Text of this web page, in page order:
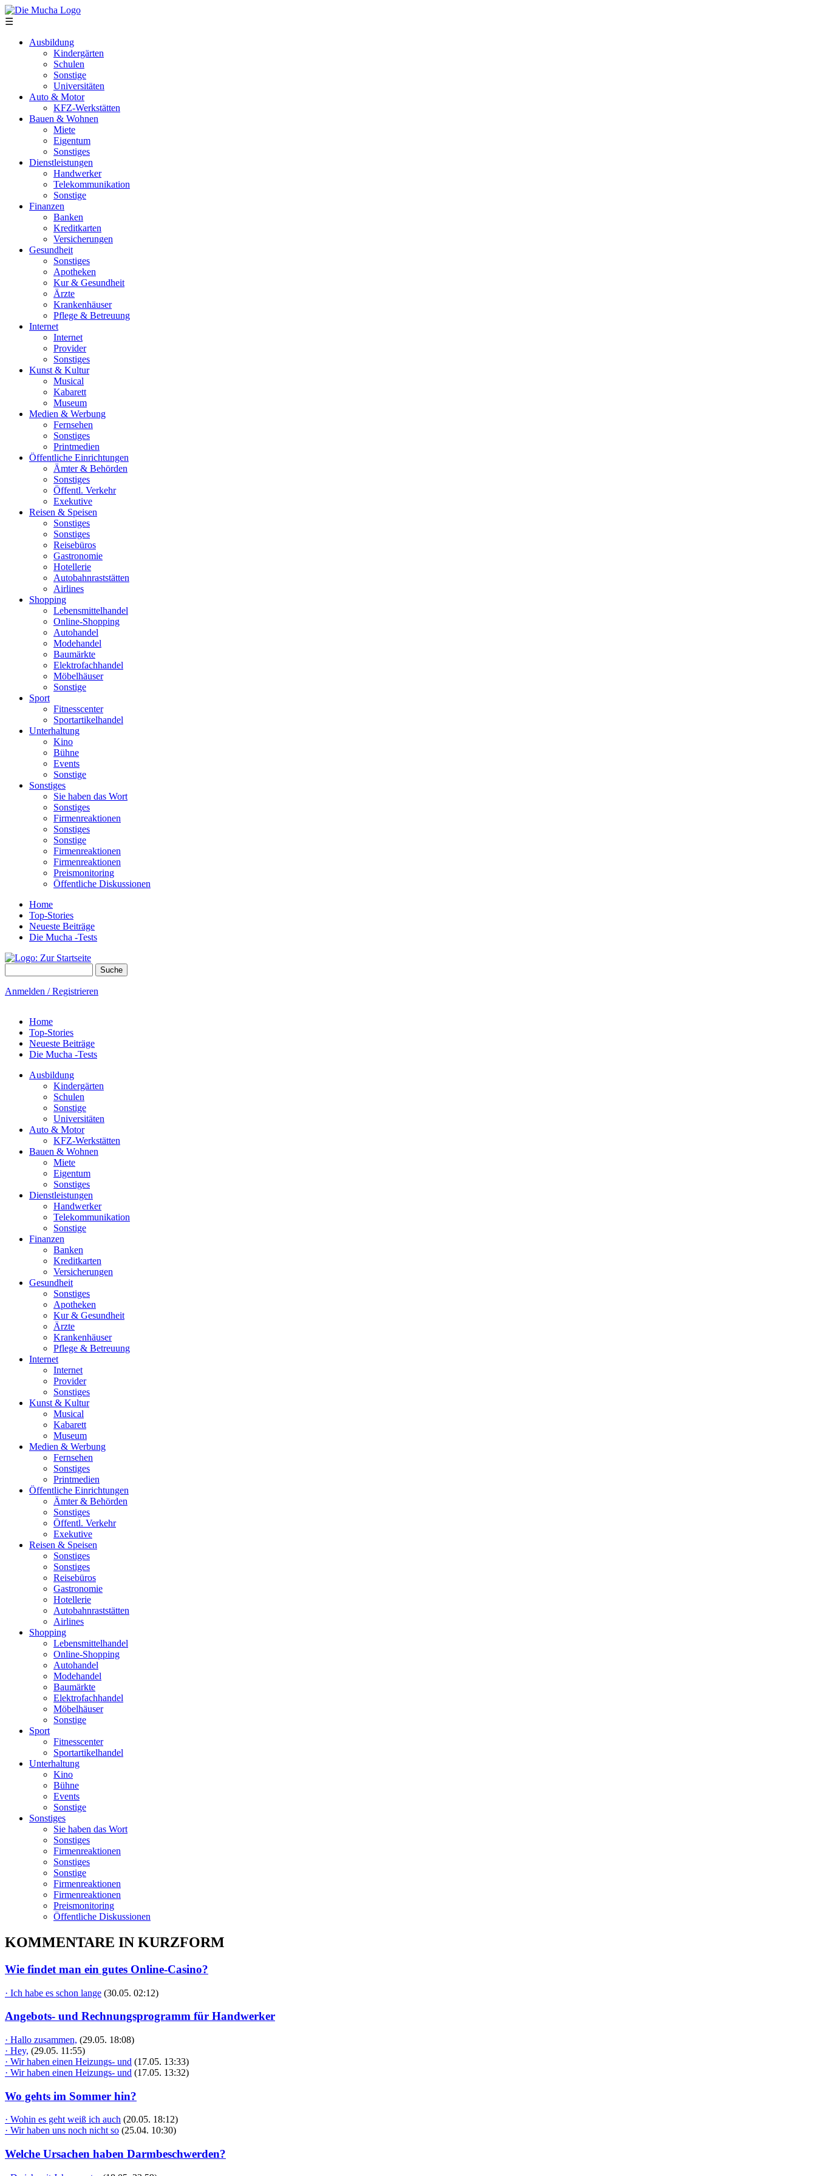
Direkt zum Inhalt
☰
Ausbildung
Kindergärten
Schulen
Sonstige
Universitäten
Auto & Motor
KFZ-Werkstätten
Bauen & Wohnen
Miete
Eigentum
Sonstiges
Dienstleistungen
Handwerker
Telekommunikation
Sonstige
Finanzen
Banken
Kreditkarten
Versicherungen
Gesundheit
Sonstiges
Apotheken
Kur & Gesundheit
Ärzte
Krankenhäuser
Pflege & Betreuung
Internet
Internet
Provider
Sonstiges
Kunst & Kultur
Musical
Kabarett
Museum
Medien & Werbung
Fernsehen
Sonstiges
Printmedien
Öffentliche Einrichtungen
Ämter & Behörden
Sonstiges
Öffentl. Verkehr
Exekutive
Reisen & Speisen
Sonstiges
Sonstiges
Reisebüros
Gastronomie
Hotellerie
Autobahnraststätten
Airlines
Shopping
Lebensmittelhandel
Online-Shopping
Autohandel
Modehandel
Baumärkte
Elektrofachhandel
Möbelhäuser
Sonstige
Sport
Fitnesscenter
Sportartikelhandel
Unterhaltung
Kino
Bühne
Events
Sonstige
Sonstiges
Sie haben das Wort
Sonstiges
Firmenreaktionen
Sonstiges
Sonstige
Firmenreaktionen
Firmenreaktionen
Preismonitoring
Öffentliche Diskussionen
Home
Top-Stories
Neueste Beiträge
Die Mucha -Tests
Anmelden / Registrieren
Home
Top-Stories
Neueste Beiträge
Die Mucha -Tests
Ausbildung
Kindergärten
Schulen
Sonstige
Universitäten
Auto & Motor
KFZ-Werkstätten
Bauen & Wohnen
Miete
Eigentum
Sonstiges
Dienstleistungen
Handwerker
Telekommunikation
Sonstige
Finanzen
Banken
Kreditkarten
Versicherungen
Gesundheit
Sonstiges
Apotheken
Kur & Gesundheit
Ärzte
Krankenhäuser
Pflege & Betreuung
Internet
Internet
Provider
Sonstiges
Kunst & Kultur
Musical
Kabarett
Museum
Medien & Werbung
Fernsehen
Sonstiges
Printmedien
Öffentliche Einrichtungen
Ämter & Behörden
Sonstiges
Öffentl. Verkehr
Exekutive
Reisen & Speisen
Sonstiges
Sonstiges
Reisebüros
Gastronomie
Hotellerie
Autobahnraststätten
Airlines
Shopping
Lebensmittelhandel
Online-Shopping
Autohandel
Modehandel
Baumärkte
Elektrofachhandel
Möbelhäuser
Sonstige
Sport
Fitnesscenter
Sportartikelhandel
Unterhaltung
Kino
Bühne
Events
Sonstige
Sonstiges
Sie haben das Wort
Sonstiges
Firmenreaktionen
Sonstiges
Sonstige
Firmenreaktionen
Firmenreaktionen
Preismonitoring
Öffentliche Diskussionen
KOMMENTARE IN KURZFORM
Wie findet man ein gutes Online-Casino?
· Ich habe es schon lange (30.05. 02:12)
Angebots- und Rechnungsprogramm für Handwerker
· Hallo zusammen, (29.05. 18:08)
· Hey, (29.05. 11:55)
· Wir haben einen Heizungs- und (17.05. 13:33)
· Wir haben einen Heizungs- und (17.05. 13:32)
Wo gehts im Sommer hin?
· Wohin es geht weiß ich auch (20.05. 18:12)
· Wir haben uns noch nicht so (25.04. 10:30)
Welche Ursachen haben Darmbeschwerden?